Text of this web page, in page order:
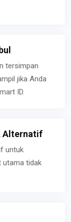
tersimpan
jika Anda
ID.
Alternatif
untuk
utama tidak